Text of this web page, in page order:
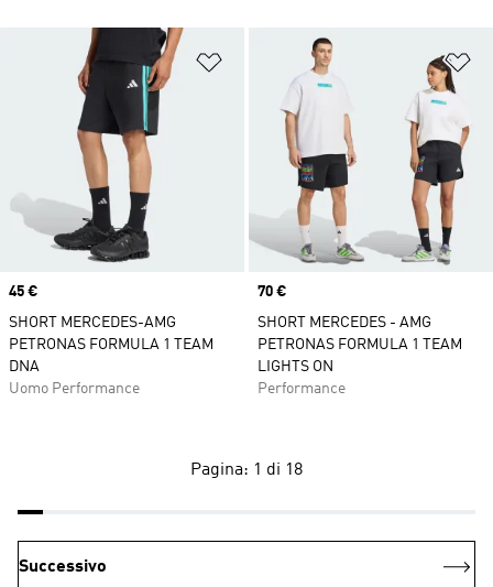
Aggiungi alla lista dei desideri
Price
45 €
SHORT MERCEDES-AMG
PETRONAS FORMULA 1 TEAM
DNA
Uomo Performance
Price
70 €
SHORT MERCEDES - AMG
PETRONAS FORMULA 1 TEAM
LIGHTS ON
Performance
Pagina: 1 di 18
Successivo